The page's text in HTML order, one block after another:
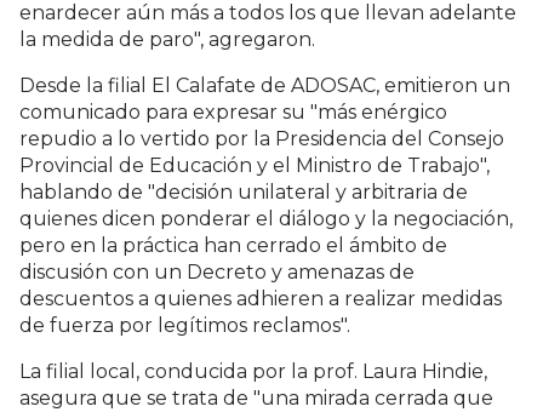
enardecer aún más a todos los que llevan adelante
la medida de paro", agregaron.
Desde la filial El Calafate de ADOSAC, emitieron un
comunicado para expresar su "más enérgico
repudio a lo vertido por la Presidencia del Consejo
Provincial de Educación y el Ministro de Trabajo",
hablando de "decisión unilateral y arbitraria de
quienes dicen ponderar el diálogo y la negociación,
pero en la práctica han cerrado el ámbito de
discusión con un Decreto y amenazas de
descuentos a quienes adhieren a realizar medidas
de fuerza por legítimos reclamos".
La filial local, conducida por la prof. Laura Hindie,
asegura que se trata de "una mirada cerrada que